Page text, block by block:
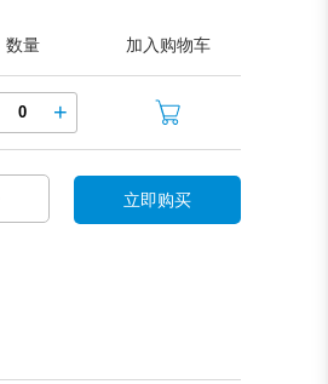
数量 加入购物车
+
立即购买